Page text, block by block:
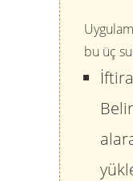
bu üç